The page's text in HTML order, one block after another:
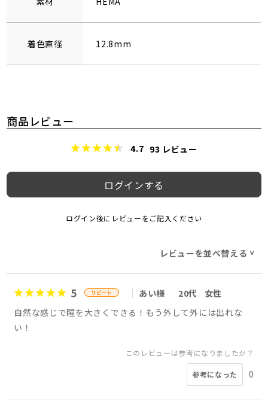
着色直径 12.8mm
商品レビュー
4.7 93 レビュー
ログインする
ログイン後にレビューをご記入ください
レビューを並べ替える>
5 あい様 20代
女性
自然な感じで瞳を大きくできる！もう外して外には出れな
い！
このレビューは参考になりましたか？
参考になった 0